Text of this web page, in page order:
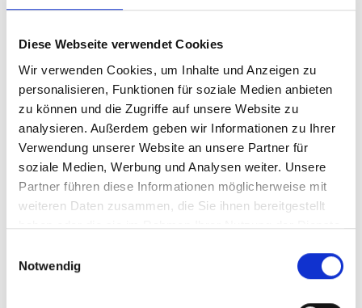
Diese Webseite verwendet Cookies
Wir verwenden Cookies, um Inhalte und Anzeigen zu
personalisieren, Funktionen für soziale Medien anbieten
zu können und die Zugriffe auf unsere Website zu
analysieren. Außerdem geben wir Informationen zu Ihrer
Verwendung unserer Website an unsere Partner für
soziale Medien, Werbung und Analysen weiter. Unsere
Partner führen diese Informationen möglicherweise mit
weiteren Daten zusammen, die Sie ihnen bereitgestellt
haben oder die sie im Rahmen Ihrer Nutzung der Dienste
Notwendig
IN DEN WARENKORB
Produktdetails
ÄHNLICHE PRODUKTE